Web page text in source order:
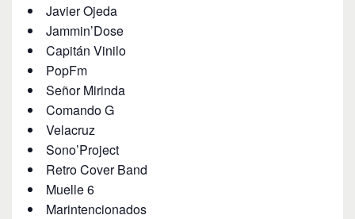
Javier Ojeda
Jammin’Dose
Capitán Vinilo
PopFm
Señor Mirinda
Comando G
Velacruz
Sono’Project
Retro Cover Band
Muelle 6
Marintencionados